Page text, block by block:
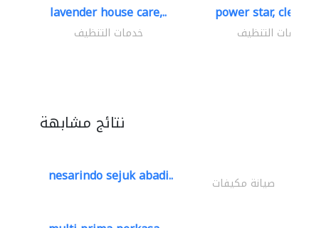
lavender house care,..
خدمات التنظيف
power star,
خدمات التنظيف
نتائج مشابهة
nesarindo sejuk abadi.. صيانة مكيفات